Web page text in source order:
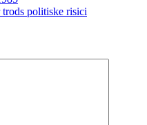
politiske risici